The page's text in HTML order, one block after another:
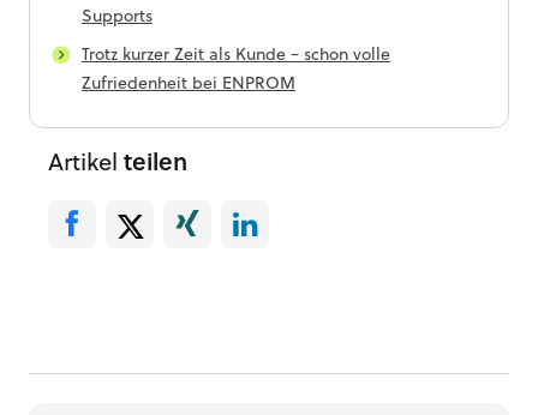
Supports
Trotz kurzer Zeit als Kunde – schon volle
Zufriedenheit bei ENPROM
Artikel teilen